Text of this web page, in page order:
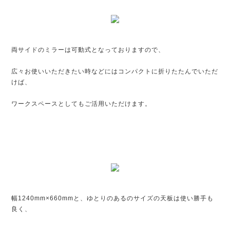
両サイドのミラーは可動式となっておりますので、
広々お使いいただきたい時などにはコンパクトに折りたたんでいただ
けば、
ワークスペースとしてもご活用いただけます。
幅1240mm×660mmと、ゆとりのあるのサイズの天板は使い勝手も
良く、